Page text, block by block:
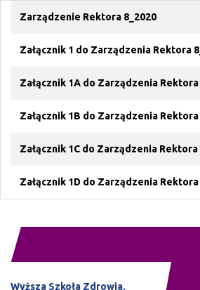
Zarządzenie Rektora 8_2020
Załącznik 1 do Zarządzenia Rektora
Załącznik 1A do Zarządzenia Rektora
Załącznik 1B do Zarządzenia Rektora
Załącznik 1C do Zarządzenia Rektora
Załącznik 1D do Zarządzenia Rektora
Wyższa Szkoła Zdrowia,